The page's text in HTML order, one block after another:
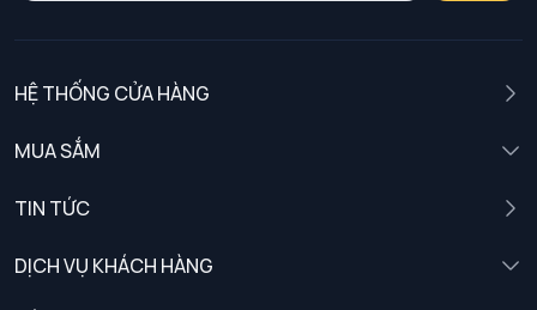
HỆ THỐNG CỬA HÀNG
MUA SẮM
TIN TỨC
DỊCH VỤ KHÁCH HÀNG